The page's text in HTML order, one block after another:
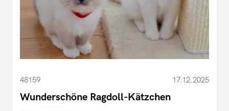
48159 17.12.2025
Wunderschöne Ragdoll-Kätzchen